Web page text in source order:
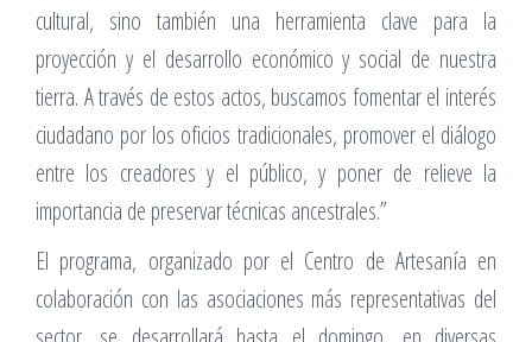
cultural, sino también una herramienta clave para la
proyección y el desarrollo económico y social de nuestra
tierra. A través de estos actos, buscamos fomentar el interés
ciudadano por los oficios tradicionales, promover el diálogo
entre los creadores y el público, y poner de relieve la
importancia de preservar técnicas ancestrales.”
El programa, organizado por el Centro de Artesanía en
colaboración con las asociaciones más representativas del